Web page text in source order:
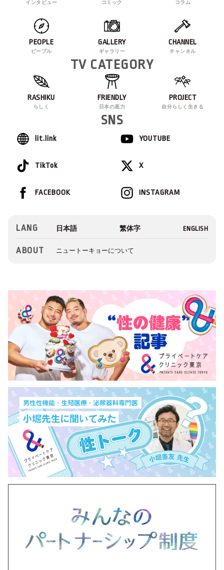
インタビュー コミック コラム
PEOPLE
ピープル
GALLERY
ギャラリー
CHANNEL
チャンネル
TV CATEGORY
RASHIKU
らしく
FRIENDLY
日本の底力
PROJECT
自分らしく生きる
SNS
lit.link YOUTUBE
TikTok X
INSTAGRAM
FACEBOOK
LANG
ABOUT ニュートーキョーについて